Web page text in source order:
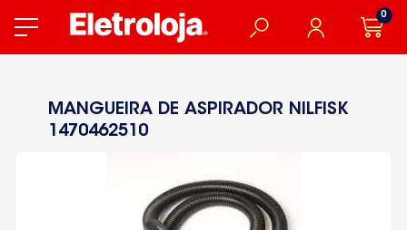
0
MANGUEIRA DE ASPIRADOR NILFISK
1470462510